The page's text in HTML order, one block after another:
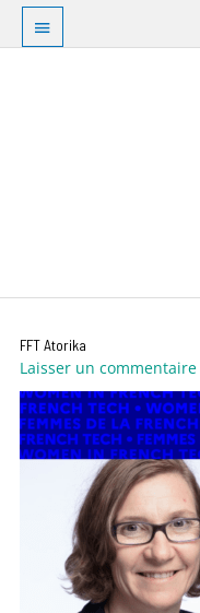
Aller
contenu
Au
dessus
FFT Atorika
Laisser un commentaire